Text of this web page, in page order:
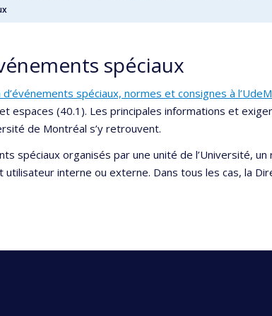
spéciaux
spéciaux, normes et consignes à l’UdeM
espaces (40.1). Les principales informations et
de Montréal s’y retrouvent.
spéciaux organisés par une unité de l’Université,
utilisateur interne ou externe. Dans tous les cas, la